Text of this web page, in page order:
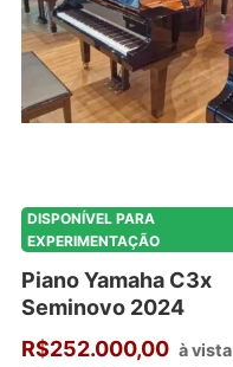
DISPONÍVEL PARA
EXPERIMENTAÇÃO
Piano Yamaha C3x
Seminovo 2024
R$252.000,00 à vista